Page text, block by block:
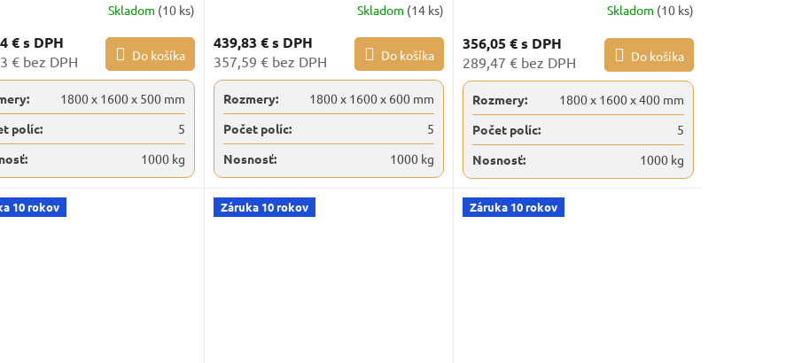
Skladom (10 ks)
€s DPH
€ bez DPH Do košíka
1800 x 1600 x 500 mm
políc:
5
1000 kg
Skladom (14 ks)
439,83 €s DPH
357,59 € bez DPH Do košíka
Rozmery:
1800 x 1600 x 600 mm
Počet políc:
5
Nosnosť:
1000 kg
Skladom (10 ks)
356,05 €s DPH
289,47 € bez DPH Do košíka
Rozmery:
1800 x 1600 x 400 mm
Počet políc:
5
Nosnosť:
1000 kg
10 rokov Záruka 10 rokov Záruka 10 rokov